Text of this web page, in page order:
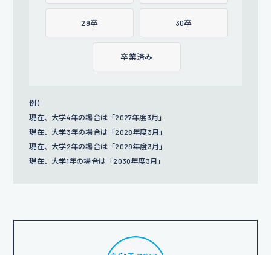
29卒 30卒
卒業済み
例）
現在、大学4年の場合は「2027年度3月」
現在、大学3年の場合は「2028年度3月」
現在、大学2年の場合は「2029年度3月」
現在、大学1年の場合は「2030年度3月」